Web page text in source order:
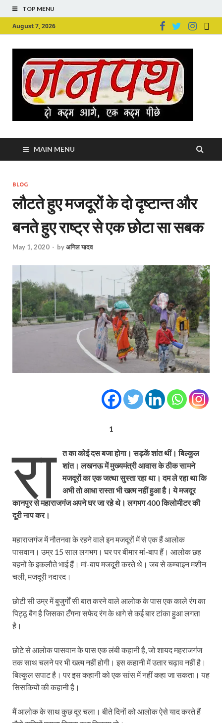
TOP MENU
August 7, 2026
MAIN MENU
BLOG
लौटते हुए मजदूरों के दो दृष्टान्त और
बनते हुए राष्ट्र से एक छोटा सा सबक
May 1, 2020 - byअनिल यादव
1
रा
त का कोई दस बजा होगा। सड़कें शांत थीं। बिल्कुल
शांत। लखनऊ में मुख्यमंत्री आवास के ठीक सामने
मजदूरों का एक जत्था सुस्ता रहा था। दम ले रहा था कि
अभी तो आधा रास्ता भी खत्म नहीं हुआ है। ये मजदूर
कानपुर से महाराजगंज अपने घर जा रहे थे। लगभग 400 किलोमीटर की
दूरी नाप कर।
महाराजगंज में नौतनवा के रहने वाले इन मजदूरों में से एक हैं आलोक
पासवान। उम्र 15 साल लगभग। घर पर बीमार मां-बाप हैं। आलोक छह
बहनों के इकलौते भाई हैं। मां-बाप मजदूरी करते थे। जब से कम्बाइन मशीन
चली, मजदूरी नदारद।
छोटी सी उम्र में बुजुर्गों सी बात करने वाले आलोक के पास एक काले रंग का
पिट्ठू बैग है जिसका टँगना सफेद रंग के धागे से कई बार टांका हुआ लगता
है।
छोटे से आलोक पासवान के पास एक लंबी कहानी है, जो शायद महराजगंज
तक साथ चलने पर भी खत्म नहीं होगी। इस कहानी में उतार चढ़ाव नहीं है।
बिल्कुल सपाट है। पर इस कहानी को एक सांस में नहीं कहा जा सकता। यह
सिसकियों की कहानी है।
मैं आलोक के साथ कुछ दूर चला। बीते दिनों को आलोक ऐसे याद करते हैं